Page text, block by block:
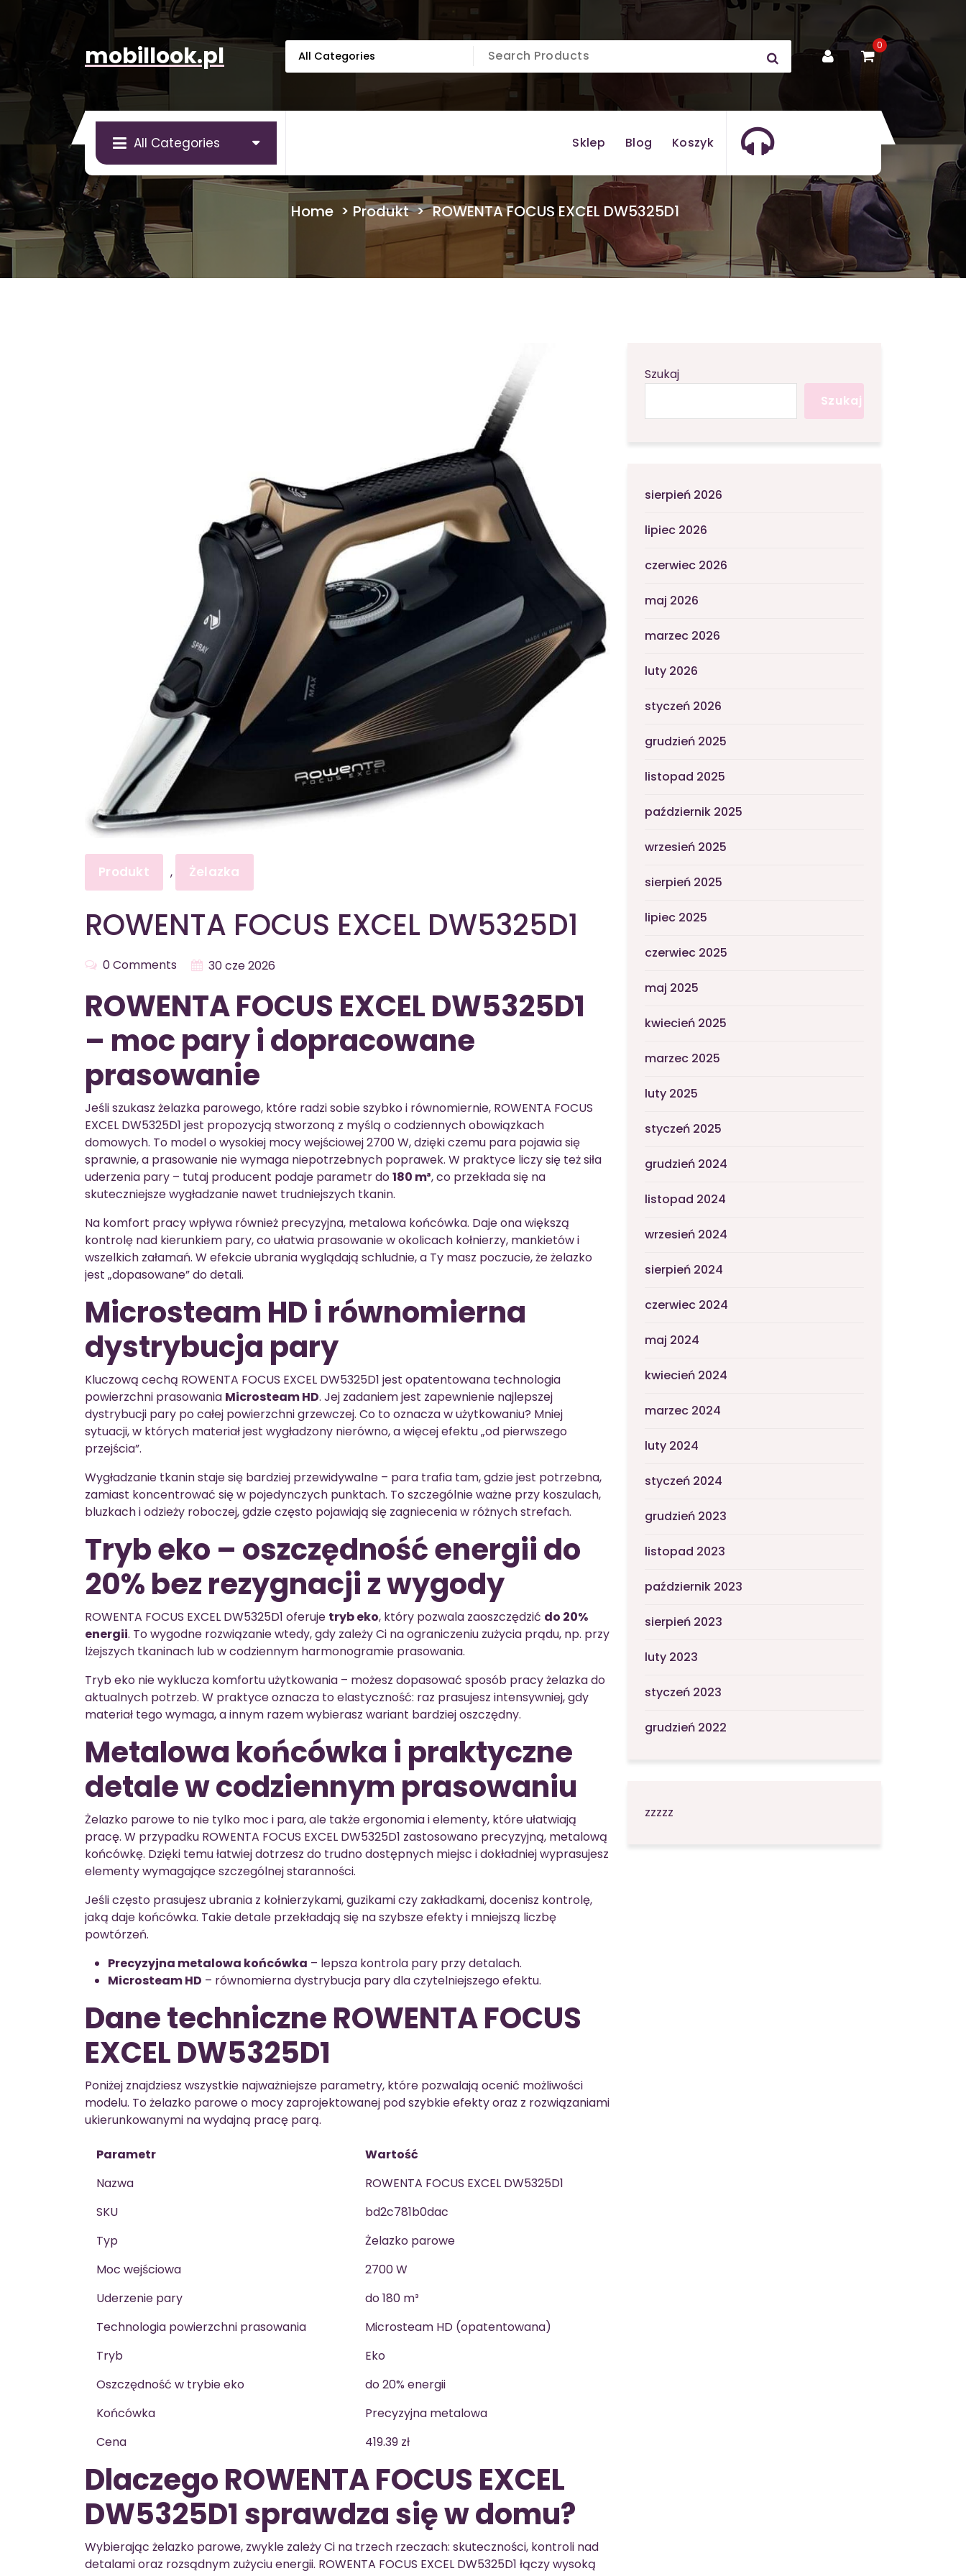
mobillook.pl 0
All Categories Sklep Blog Koszyk
Home > Produkt> ROWENTA FOCUS EXCEL DW5325D1
Produkt , Żelazka
ROWENTA FOCUS EXCEL DW5325D1
0 Comments 30 cze 2026
ROWENTA FOCUS EXCEL DW5325D1
– moc pary i dopracowane
prasowanie
Jeśli szukasz żelazka parowego, które radzi sobie szybko i równomiernie, ROWENTA FOCUS
EXCEL DW5325D1 jest propozycją stworzoną z myślą o codziennych obowiązkach
domowych. To model o wysokiej mocy wejściowej 2700 W, dzięki czemu para pojawia się
sprawnie, a prasowanie nie wymaga niepotrzebnych poprawek. W praktyce liczy się też siła
uderzenia pary – tutaj producent podaje parametr do180 m³, co przekłada się na
skuteczniejsze wygładzanie nawet trudniejszych tkanin.
Na komfort pracy wpływa również precyzyjna, metalowa końcówka. Daje ona większą
kontrolę nad kierunkiem pary, co ułatwia prasowanie w okolicach kołnierzy, mankietów i
wszelkich załamań. W efekcie ubrania wyglądają schludnie, a Ty masz poczucie, że żelazko
jest „dopasowane” do detali.
Microsteam HD i równomierna
dystrybucja pary
Kluczową cechą ROWENTA FOCUS EXCEL DW5325D1 jest opatentowana technologia
powierzchni prasowania Microsteam HD. Jej zadaniem jest zapewnienie najlepszej
dystrybucji pary po całej powierzchni grzewczej. Co to oznacza w użytkowaniu? Mniej
sytuacji, w których materiał jest wygładzony nierówno, a więcej efektu „od pierwszego
przejścia”.
Wygładzanie tkanin staje się bardziej przewidywalne – para trafia tam, gdzie jest potrzebna,
zamiast koncentrować się w pojedynczych punktach. To szczególnie ważne przy koszulach,
bluzkach i odzieży roboczej, gdzie często pojawiają się zagniecenia w różnych strefach.
Tryb eko – oszczędność energii do
20% bez rezygnacji z wygody
ROWENTA FOCUS EXCEL DW5325D1 oferuje tryb eko, który pozwala zaoszczędzić do 20%
energii. To wygodne rozwiązanie wtedy, gdy zależy Ci na ograniczeniu zużycia prądu, np. przy
lżejszych tkaninach lub w codziennym harmonogramie prasowania.
Tryb eko nie wyklucza komfortu użytkowania – możesz dopasować sposób pracy żelazka do
aktualnych potrzeb. W praktyce oznacza to elastyczność: raz prasujesz intensywniej, gdy
materiał tego wymaga, a innym razem wybierasz wariant bardziej oszczędny.
Metalowa końcówka i praktyczne
detale w codziennym prasowaniu
Żelazko parowe to nie tylko moc i para, ale także ergonomia i elementy, które ułatwiają
pracę. W przypadku ROWENTA FOCUS EXCEL DW5325D1 zastosowano precyzyjną, metalową
końcówkę. Dzięki temu łatwiej dotrzesz do trudno dostępnych miejsc i dokładniej wyprasujesz
elementy wymagające szczególnej staranności.
Jeśli często prasujesz ubrania z kołnierzykami, guzikami czy zakładkami, docenisz kontrolę,
jaką daje końcówka. Takie detale przekładają się na szybsze efekty i mniejszą liczbę
powtórzeń.
Precyzyjna metalowa końcówka – lepsza kontrola pary przy detalach.
Microsteam HD – równomierna dystrybucja pary dla czytelniejszego efektu.
Dane techniczne ROWENTA FOCUS
EXCEL DW5325D1
Poniżej znajdziesz wszystkie najważniejsze parametry, które pozwalają ocenić możliwości
modelu. To żelazko parowe o mocy zaprojektowanej pod szybkie efekty oraz z rozwiązaniami
ukierunkowanymi na wydajną pracę parą.
Parametr
Wartość
Nazwa
ROWENTA FOCUS EXCEL DW5325D1
SKU
bd2c781b0dac
Typ
Żelazko parowe
Moc wejściowa
2700 W
Uderzenie pary
do 180 m³
Technologia powierzchni prasowania
Microsteam HD (opatentowana)
Tryb
Eko
Oszczędność w trybie eko
do 20% energii
Końcówka
Precyzyjna metalowa
Cena
419.39 zł
Dlaczego ROWENTA FOCUS EXCEL
DW5325D1 sprawdza się w domu?
Wybierając żelazko parowe, zwykle zależy Ci na trzech rzeczach: skuteczności, kontroli nad
detalami oraz rozsądnym zużyciu energii. ROWENTA FOCUS EXCEL DW5325D1 łączy wysoką
Szukaj
Szukaj
sierpień 2026
lipiec 2026
czerwiec 2026
maj 2026
marzec 2026
luty 2026
styczeń 2026
grudzień 2025
listopad 2025
październik 2025
wrzesień 2025
sierpień 2025
lipiec 2025
czerwiec 2025
maj 2025
kwiecień 2025
marzec 2025
luty 2025
styczeń 2025
grudzień 2024
listopad 2024
wrzesień 2024
sierpień 2024
czerwiec 2024
maj 2024
kwiecień 2024
marzec 2024
luty 2024
styczeń 2024
grudzień 2023
listopad 2023
październik 2023
sierpień 2023
luty 2023
styczeń 2023
grudzień 2022
zzzzz